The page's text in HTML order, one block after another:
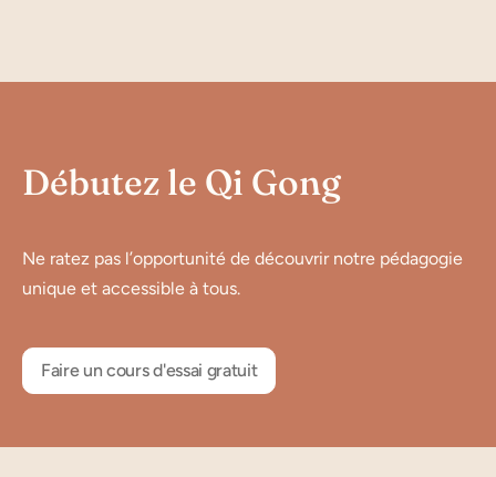
Débutez le Qi Gong
Ne ratez pas l’opportunité de découvrir notre pédagogie
unique et accessible à tous.
Faire un cours d'essai gratuit